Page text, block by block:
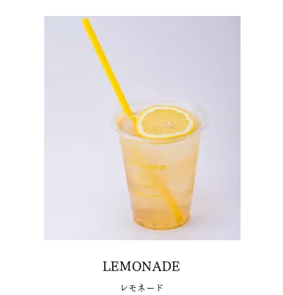
LEMONADE
​レモネード